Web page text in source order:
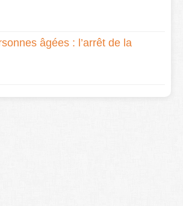
âgées : l’arrêt de la